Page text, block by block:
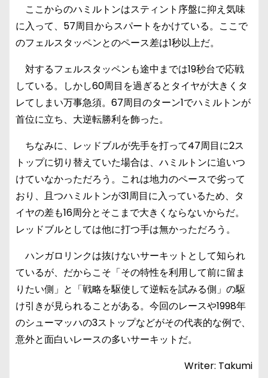
ここからのハミルトンはスティント序盤に抑え気味
に入って、57周目からスパートをかけている。ここで
のフェルスタッペンとのペース差は1秒以上だ。
対するフェルスタッペンも途中までは19秒台で応戦
している。しかし60周目を過ぎるとタイヤが大きくタ
レてしまい万事急須。67周目のターン1でハミルトンが
首位に立ち、大逆転勝利を飾った。
ちなみに、レッドブルが先手を打って47周目に2ス
トップに切り替えていた場合は、ハミルトンに追いつ
けていなかっただろう。これは地力のペースで劣って
おり、且つハミルトンが31周目に入っているため、タ
イヤの差も16周分とそこまで大きくならないからだ。
レッドブルとしては他に打つ手は無かっただろう。
ハンガロリンクは抜けないサーキットとして知られ
ているが、だからこそ「その特性を利用して前に留ま
りたい側」と「戦略を駆使して逆転を試みる側」の駆
け引きが見られることがある。今回のレースや1998年
のシューマッハの3ストップなどがその代表的な例で、
意外と面白いレースの多いサーキットだ。
Writer: Takumi